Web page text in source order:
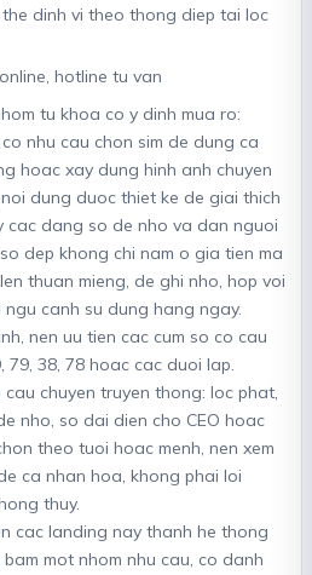
dinh vi theo thong diep tai loc
hotline tu van
tu khoa co y dinh mua ro:
nhu cau chon sim de dung ca
hoac xay dung hinh anh chuyen
dung duoc thiet ke de giai thich
cac dang so de nho va dan nguoi
dep khong chi nam o gia tien ma
thuan mieng, de ghi nho, hop voi
canh su dung hang ngay.
nen uu tien cac cum so co cau
79, 38, 78 hoac cac duoi lap.
chuyen truyen thong: loc phat,
nho, so dai dien cho CEO hoac
theo tuoi hoac menh, nen xem
ca nhan hoa, khong phai loi
thuy.
cac landing nay thanh he thong
mot nhom nhu cau, co danh